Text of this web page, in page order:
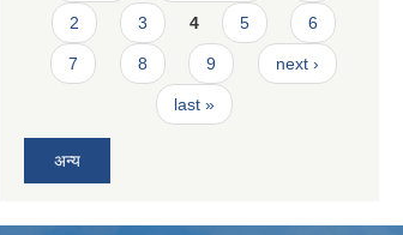
2 3 4 5 6
7 8 9 next ›
last »
अन्य